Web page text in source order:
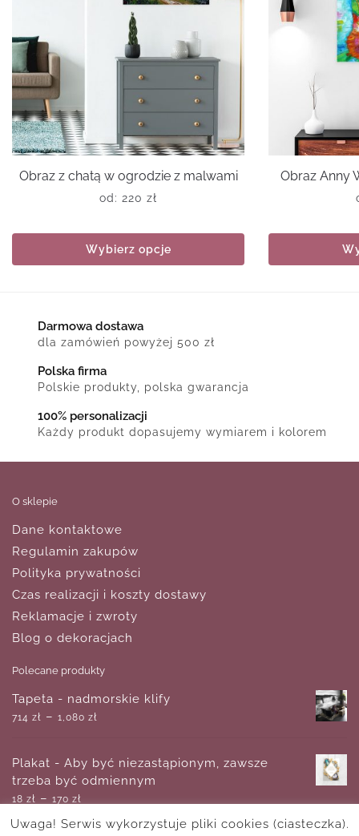
Obraz z chatą w ogrodzie z malwami
od: 220 zł
Wybierz opcje
Obraz Anny
Darmowa dostawa
dla zamówień powyżej 500 zł
Polska firma
Polskie produkty, polska gwarancja
100% personalizacji
Każdy produkt dopasujemy wymiarem i kolorem
O sklepie
Dane kontaktowe
Regulamin zakupów
Polityka prywatności
Czas realizacji i koszty dostawy
Reklamacje i zwroty
Blog o dekoracjach
Polecane produkty
Tapeta - nadmorskie klify
714 zł – 1,080 zł
Plakat - Aby być niezastąpionym, zawsze
trzeba być odmiennym
18 zł – 170 zł
Uwaga! Serwis wykorzystuje pliki cookies (ciasteczka).